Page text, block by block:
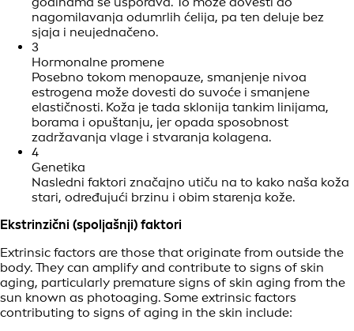
nagomilavanja odumrlih ćelija, pa ten deluje bez
sjaja i neujednačeno.
3
Hormonalne promene
Posebno tokom menopauze, smanjenje nivoa
estrogena može dovesti do suvoće i smanjene
elastičnosti. Koža je tada sklonija tankim linijama,
borama i opuštanju, jer opada sposobnost
zadržavanja vlage i stvaranja kolagena.
4
Genetika
Nasledni faktori značajno utiču na to kako naša koža
stari, određujući brzinu i obim starenja kože.
Ekstrinzični (spoljašnji) faktori
Extrinsic factors are those that originate from outside the
body. They can amplify and contribute to signs of skin
aging, particularly premature signs of skin aging from the
sun known as photoaging. Some extrinsic factors
contributing to signs of aging in the skin include: